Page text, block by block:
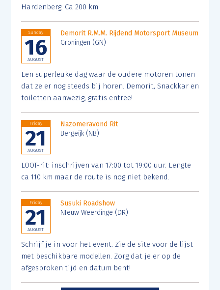
Hardenberg. Ca 200 km.
Sunday
16
AUGUST
Demorit R.M.M. Rijdend Motorsport Museum
Groningen (GN)
Een superleuke dag waar de oudere motoren tonen
dat ze er nog steeds bij horen. Demorit, Snackkar en
toiletten aanwezig, gratis entree!
Friday
21
AUGUST
Nazomeravond Rit
Bergeijk (NB)
LOOT-rit: inschrijven van 17:00 tot 19:00 uur. Lengte
ca 110 km maar de route is nog niet bekend.
Friday
21
AUGUST
Susuki Roadshow
NIeuw Weerdinge (DR)
Schrijf je in voor het event. Zie de site voor de lijst
met beschikbare modellen. Zorg dat je er op de
afgesproken tijd en datum bent!